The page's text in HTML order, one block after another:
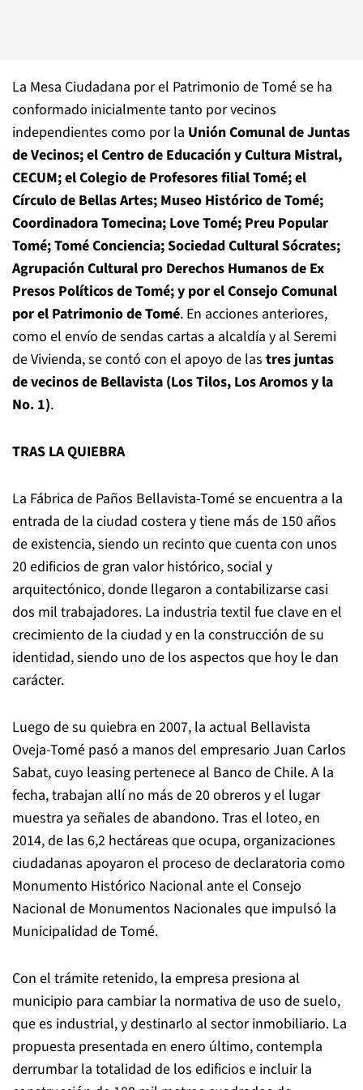
La Mesa Ciudadana por el Patrimonio de Tomé se ha
conformado inicialmente tanto por vecinos
independientes como por la Unión Comunal de Juntas
de Vecinos; el Centro de Educación y Cultura Mistral,
CECUM; el Colegio de Profesores filial Tomé; el
Círculo de Bellas Artes; Museo Histórico de Tomé;
Coordinadora Tomecina; Love Tomé; Preu Popular
Tomé; Tomé Conciencia; Sociedad Cultural Sócrates;
Agrupación Cultural pro Derechos Humanos de Ex
Presos Políticos de Tomé; y por el Consejo Comunal
por el Patrimonio de Tomé. En acciones anteriores,
como el envío de sendas cartas a alcaldía y al Seremi
de Vivienda, se contó con el apoyo de las tres juntas
de vecinos de Bellavista (Los Tilos, Los Aromos y la
No. 1).
TRAS LA QUIEBRA
La Fábrica de Paños Bellavista-Tomé se encuentra a la
entrada de la ciudad costera y tiene más de 150 años
de existencia, siendo un recinto que cuenta con unos
20 edificios de gran valor histórico, social y
arquitectónico, donde llegaron a contabilizarse casi
dos mil trabajadores. La industria textil fue clave en el
crecimiento de la ciudad y en la construcción de su
identidad, siendo uno de los aspectos que hoy le dan
carácter.
Luego de su quiebra en 2007, la actual Bellavista
Oveja-Tomé pasó a manos del empresario Juan Carlos
Sabat, cuyo leasing pertenece al Banco de Chile. A la
fecha, trabajan allí no más de 20 obreros y el lugar
muestra ya señales de abandono. Tras el loteo, en
2014, de las 6,2 hectáreas que ocupa, organizaciones
ciudadanas apoyaron el proceso de declaratoria como
Monumento Histórico Nacional ante el Consejo
Nacional de Monumentos Nacionales que impulsó la
Municipalidad de Tomé.
Con el trámite retenido, la empresa presiona al
municipio para cambiar la normativa de uso de suelo,
que es industrial, y destinarlo al sector inmobiliario. La
propuesta presentada en enero último, contempla
derrumbar la totalidad de los edificios e incluir la